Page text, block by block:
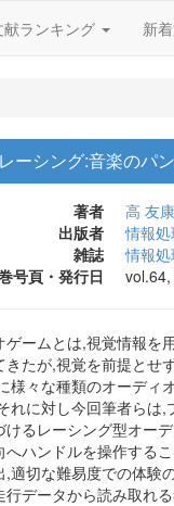
献ランキング 新
ーシング:音楽のパ
著者 高 友康
出版者
情報
雑誌
情報
号頁・発行日
ゲームとは,視覚情報を
きたが,視覚を前提とせ
様々な種類のオーディ
れに対し今回筆者らは
けるレーシング型オー
へハンドルを操作する
,適切な難易度での体験
行データから読み取れ